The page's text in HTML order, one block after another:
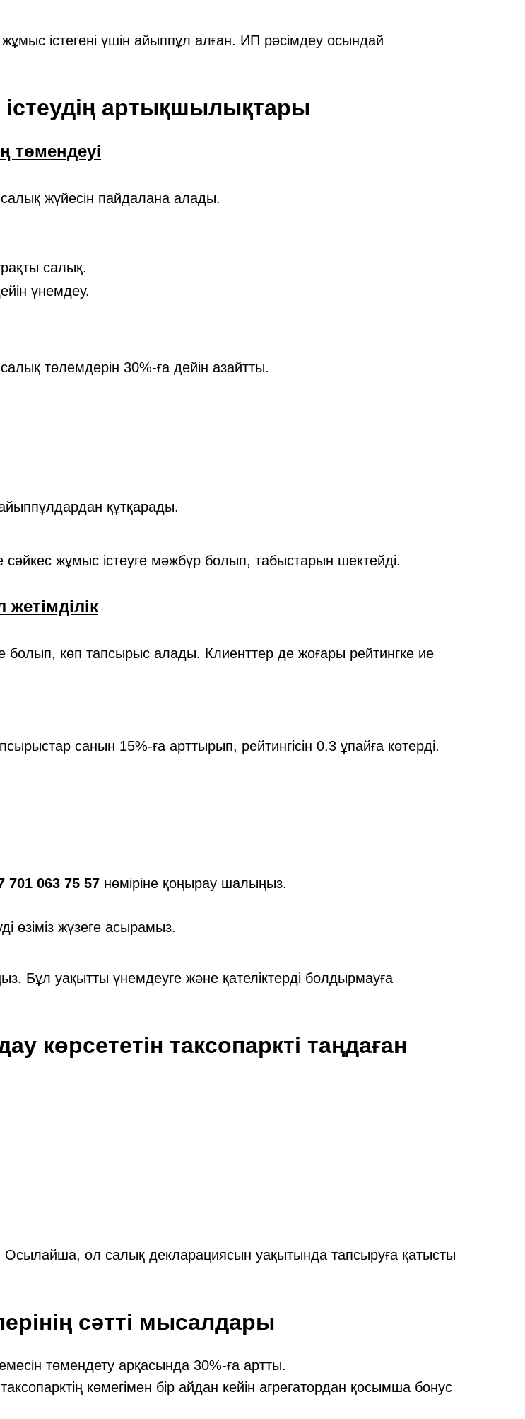
істегені үшін айыппұл алған. ИП рәсімдеу осындай
артықшылықтары
салық жүйесін пайдалана алады.
салық.
үнемдеу.
төлемдерін 30%-ға дейін азайтты.
құтқарады.
сәйкес жұмыс істеуге мәжбүр болып, табыстарын шектейді.
болып, көп тапсырыс алады. Клиенттер де жоғары рейтингке ие
санын 15%-ға арттырып, рейтингісін 0.3 ұпайға көтерді.
701 063 75 57 нөміріне қоңырау шалыңыз.
өзіміз жүзеге асырамыз.
Бұл уақытты үнемдеуге және қателіктерді болдырмауға
көрсететін таксопаркті таңдаған
ол салық декларациясын уақытында тапсыруға қатысты
сәтті мысалдары
төмендету арқасында 30%-ға артты.
көмегімен бір айдан кейін агрегатордан қосымша бонус